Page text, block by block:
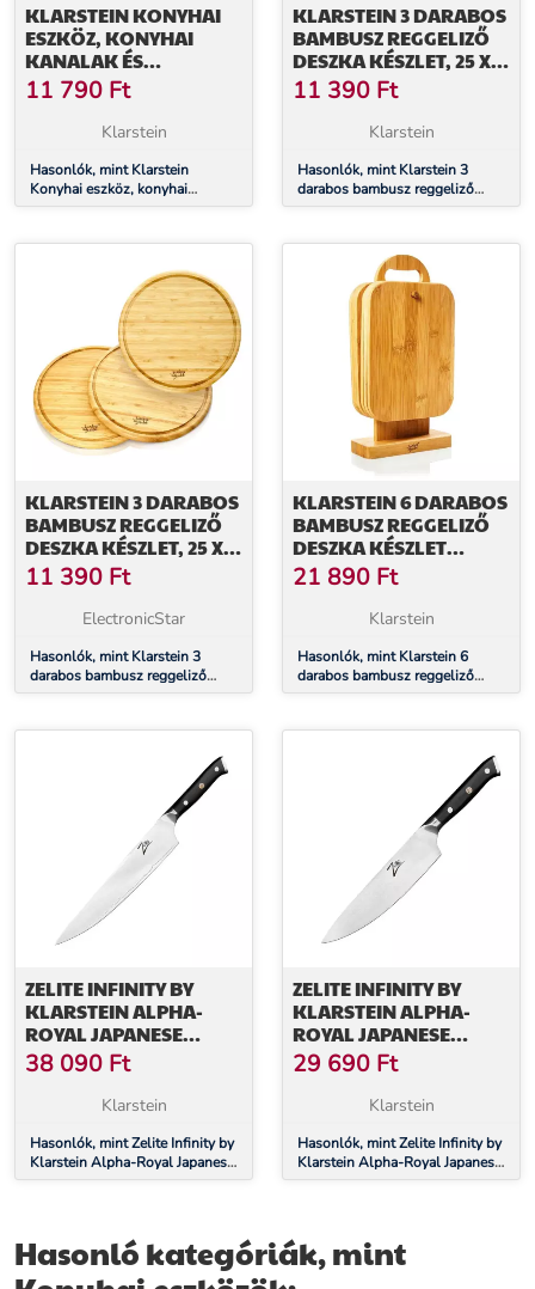
KLARSTEIN KONYHAI
ESZKÖZ, KONYHAI
KANALAK ÉS
FORDÍTÓKANALAK, 6
DARABOS KÉSZLET,
EKOLOGIKUS,
11 790 Ft
Klarstein
Hasonlók, mint Klarstein
Konyhai eszköz, konyhai
kanalak és fordítókanalak, 6
bambusz
KLARSTEIN 3 DARABOS
BAMBUSZ REGGELIZŐ
DESZKA KÉSZLET, 25 X
1,6 CM (Ø X M),
EGYSZERŰ
KARBANTARTÁS
11 390 Ft
Klarstein
Hasonlók, mint Klarstein 3
darabos bambusz reggeliző
deszka készlet, 25 x 1,6 cm (Ø x
KLARSTEIN 3 DARABOS
BAMBUSZ REGGELIZŐ
DESZKA KÉSZLET, 25 X
1,6 CM (Ø X M),
EGYSZERŰ
KARBANTARTÁS
11 390 Ft
ElectronicStar
Hasonlók, mint Klarstein 3
darabos bambusz reggeliző
deszka készlet, 25 x 1,6 cm (Ø x
KLARSTEIN 6 DARABOS
BAMBUSZ REGGELIZŐ
DESZKA KÉSZLET
ÁLLVÁNNYAL, 22 X 0,9 X
16 CM (SZ X M X M),
EGYSZERŰ
21 890 Ft
Klarstein
Hasonlók, mint Klarstein 6
darabos bambusz reggeliző
deszka készlet állvánnyal, 22 x
egyszerű karbantartás
ZELITE INFINITY BY
KLARSTEIN ALPHA-
ROYAL JAPANESE
SERIES, 10"
SZAKÁCSKÉS,
DAMASZKUSZI ACÉL
38 090 Ft
Klarstein
Hasonlók, mint Zelite Infinity by
Klarstein Alpha-Royal Japanese
Series, 10" szakácskés,
ZELITE INFINITY BY
KLARSTEIN ALPHA-
ROYAL JAPANESE
SERIES, 8"
SZAKÁCSKÉS,
DAMASZKUSZI ACÉL
29 690 Ft
Klarstein
Hasonlók, mint Zelite Infinity by
Klarstein Alpha-Royal Japanese
Series, 8" szakácskés,
Hasonló kategóriák, mint